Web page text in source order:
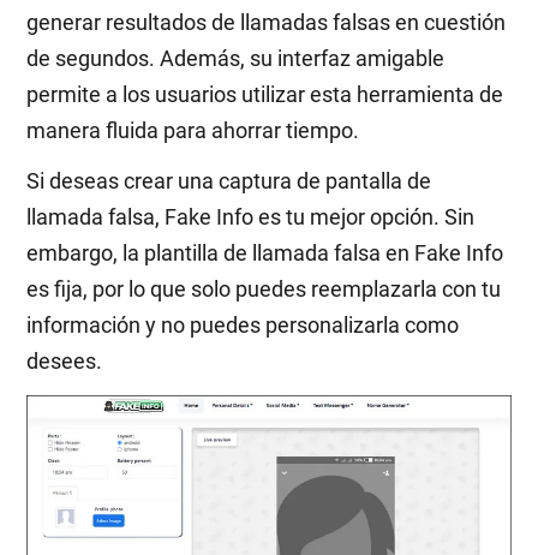
generar resultados de llamadas falsas en cuestión
de segundos. Además, su interfaz amigable
permite a los usuarios utilizar esta herramienta de
manera fluida para ahorrar tiempo.
Si deseas crear una captura de pantalla de
llamada falsa, Fake Info es tu mejor opción. Sin
embargo, la plantilla de llamada falsa en Fake Info
es fija, por lo que solo puedes reemplazarla con tu
información y no puedes personalizarla como
desees.